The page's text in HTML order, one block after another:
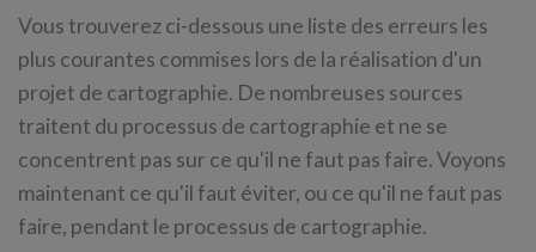
Vous trouverez ci-dessous une liste des erreurs les
plus courantes commises lors de la réalisation d'un
projet de cartographie. De nombreuses sources
traitent du processus de cartographie et ne se
concentrent pas sur ce qu'il ne faut pas faire. Voyons
maintenant ce qu'il faut éviter, ou ce qu'il ne faut pas
faire, pendant le processus de cartographie.